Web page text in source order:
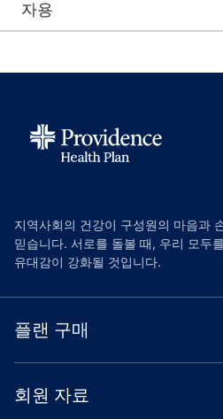
자용
지역사회의 건강이 구성원의 마음과
믿습니다. 서로를 돌볼 때, 우리 모두
유대감이 강화될 것입니다.
플랜 구매
회원 자료